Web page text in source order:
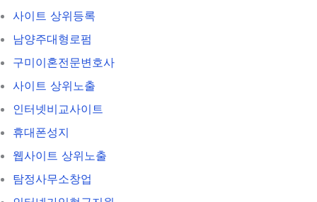
사이트 상위등록
남양주대형로펌
구미이혼전문변호사
사이트 상위노출
인터넷비교사이트
휴대폰성지
웹사이트 상위노출
탐정사무소창업